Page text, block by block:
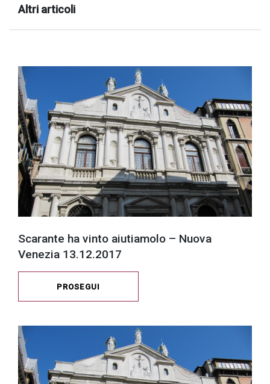
Altri articoli
Scarante ha vinto aiutiamolo – Nuova
Venezia 13.12.2017
PROSEGUI
196/03
avvenuta con
successo!